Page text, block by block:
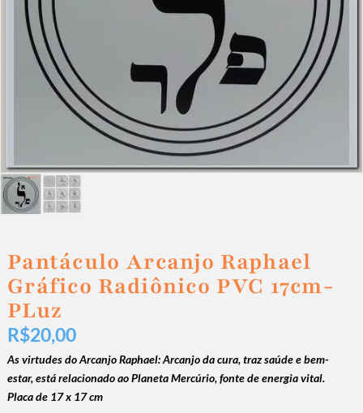
Pantáculo Arcanjo Raphael
Gráfico Radiônico PVC 17cm-
PLuz
R$20,00
As virtudes do Arcanjo Raphael:Arcanjo da cura, traz saúde e bem-
estar, está relacionado ao Planeta Mercúrio, fonte de energia vital.
Placa de 17 x 17 cm